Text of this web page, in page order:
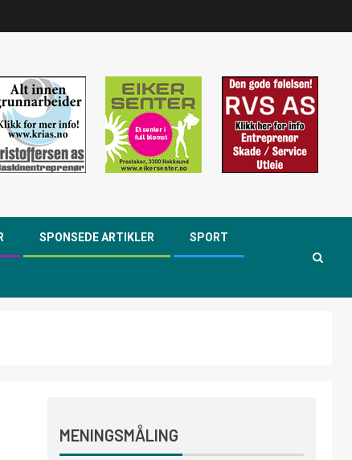
SPONSEDE ARTIKLER SPORT
MENINGSMÅLING